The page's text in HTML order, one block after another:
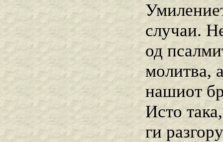
случаи.
од
молитва,
нашиот
Исто
ги